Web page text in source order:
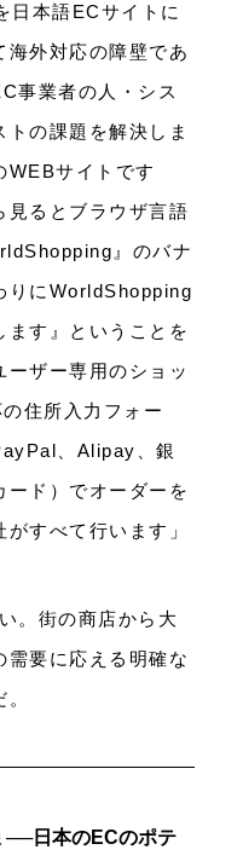
日本語ECサイトに
海外対応の障壁であ
事業者の人・シス
の課題を解決しま
WEBサイトです
見るとブラウザ言語
』のバナ
りにWorldShopping
ます』ということを
ザー専用のショッ
住所入力フォー
、Alipay、銀
ード）でオーダーを
すべて行います」
。街の商店から大
需要に応える明確な
──日本のECのポテ